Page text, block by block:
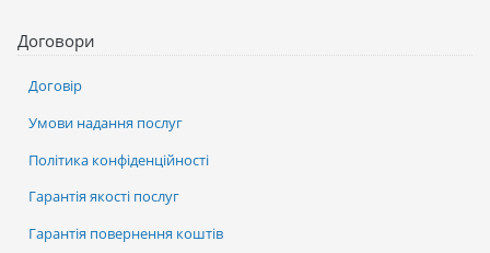
Договори
Договір
Умови надання послуг
Політика конфіденційності
Гарантія якості послуг
Гарантія повернення коштів